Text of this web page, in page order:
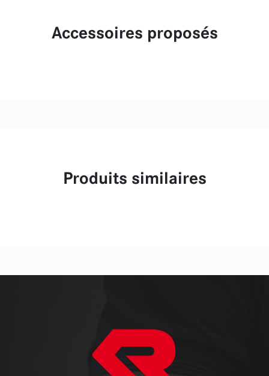
Accessoires proposés
Produits similaires